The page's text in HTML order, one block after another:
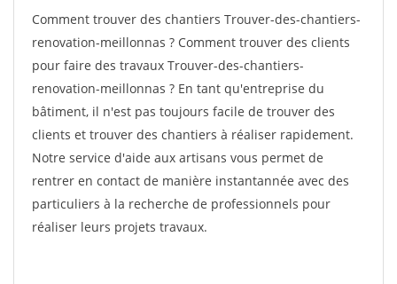
Comment trouver des chantiers Trouver-des-chantiers-
renovation-meillonnas ? Comment trouver des clients
pour faire des travaux Trouver-des-chantiers-
renovation-meillonnas ? En tant qu'entreprise du
bâtiment, il n'est pas toujours facile de trouver des
clients et trouver des chantiers à réaliser rapidement.
Notre service d'aide aux artisans vous permet de
rentrer en contact de manière instantannée avec des
particuliers à la recherche de professionnels pour
réaliser leurs projets travaux.